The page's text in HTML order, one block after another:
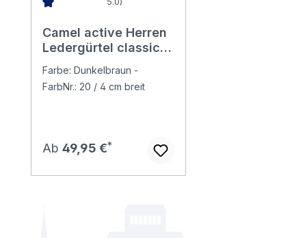
Camel active Herren
Ledergürtel classic
Farbe: Dunkelbraun -
FarbNr.: 20 / 4 cm breit
Regulärer Preis:
Ab 49,95 €